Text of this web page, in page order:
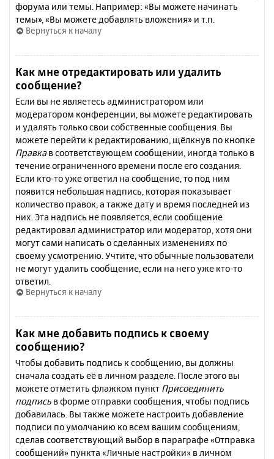
форума или темы. Например: «Вы можете начинать
темы», «Вы можете добавлять вложения» и т.п.
Вернуться к началу
Как мне отредактировать или удалить
сообщение?
Если вы не являетесь администратором или
модератором конференции, вы можете редактировать
и удалять только свои собственные сообщения. Вы
можете перейти к редактированию, щёлкнув по кнопке
Правкав соответствующем сообщении, иногда только в
течение ограниченного времени после его создания.
Если кто-то уже ответил на сообщение, то под ним
появится небольшая надпись, которая показывает
количество правок, а также дату и время последней из
них. Эта надпись не появляется, если сообщение
редактировал администратор или модератор, хотя они
могут сами написать о сделанных изменениях по
своему усмотрению. Учтите, что обычные пользователи
не могут удалить сообщение, если на него уже кто-то
ответил.
Вернуться к началу
Как мне добавить подпись к своему
сообщению?
Чтобы добавить подпись к сообщению, вы должны
сначала создать её в личном разделе. После этого вы
можете отметить флажком пункт Присоединить
подпись в форме отправки сообщения, чтобы подпись
добавилась. Вы также можете настроить добавление
подписи по умолчанию ко всем вашим сообщениям,
сделав соответствующий выбор в параграфе «Отправка
сообщений» пункта «Личные настройки» в личном